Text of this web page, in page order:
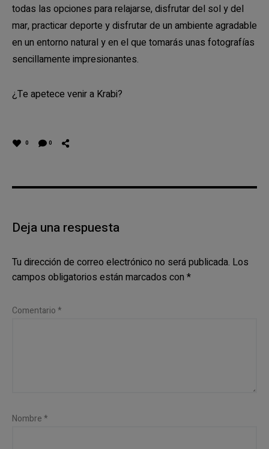
todas las opciones para relajarse, disfrutar del sol y del
mar, practicar deporte y disfrutar de un ambiente agradable
en un entorno natural y en el que tomarás unas fotografías
sencillamente impresionantes.
¿Te apetece venir a Krabi?
0 0
Deja una respuesta
Tu dirección de correo electrónico no será publicada. Los
campos obligatorios están marcados con *
Comentario*
Nombre*